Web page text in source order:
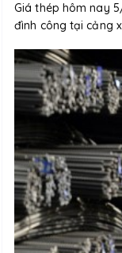
Giá thép hôm nay
đình công tại cảng